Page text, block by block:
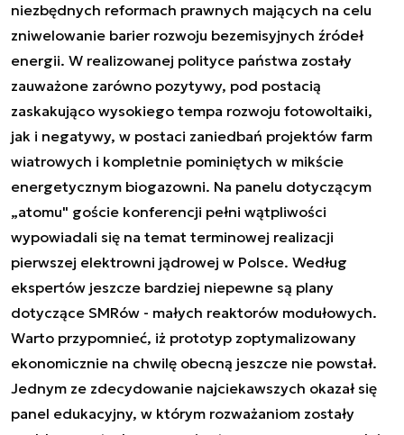
niezbędnych reformach prawnych mających na celu
zniwelowanie barier rozwoju bezemisyjnych źródeł
energii. W realizowanej polityce państwa zostały
zauważone zarówno pozytywy, pod postacią
zaskakująco wysokiego tempa rozwoju fotowoltaiki,
jak i negatywy, w postaci zaniedbań projektów farm
wiatrowych i kompletnie pominiętych w mikście
energetycznym biogazowni. Na panelu dotyczącym
„atomu" goście konferencji pełni wątpliwości
wypowiadali się na temat terminowej realizacji
pierwszej elektrowni jądrowej w Polsce. Według
ekspertów jeszcze bardziej niepewne są plany
dotyczące SMRów - małych reaktorów modułowych.
Warto przypomnieć, iż prototyp zoptymalizowany
ekonomicznie na chwilę obecną jeszcze nie powstał.
Jednym ze zdecydowanie najciekawszych okazał się
panel edukacyjny, w którym rozważaniom zostały